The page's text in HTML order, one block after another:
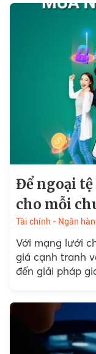
Để ngoại
cho mỗi
Tài chính - Ngân
Với mạng lưới
giá cạnh tranh
đến giải pháp